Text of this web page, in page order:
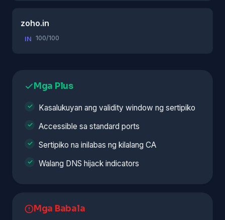
zoho.in
IN 100/100
Mga Plus
Kasalukuyan ang validity window ng sertipiko
Accessible sa standard ports
Sertipiko na inilabas ng kilalang CA
Walang DNS hijack indicators
Mga Babala